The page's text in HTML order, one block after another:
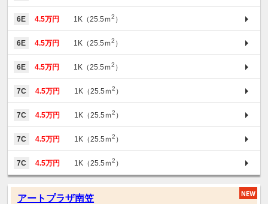
6E 4.5万円 1K（25.5ｍ2 ）
6E 4.5万円 1K（25.5ｍ2 ）
6E 4.5万円 1K（25.5ｍ2 ）
7C 4.5万円 1K（25.5ｍ2 ）
7C 4.5万円 1K（25.5ｍ2 ）
7C 4.5万円 1K（25.5ｍ2 ）
7C 4.5万円 1K（25.5ｍ2 ）
アートプラザ南笠